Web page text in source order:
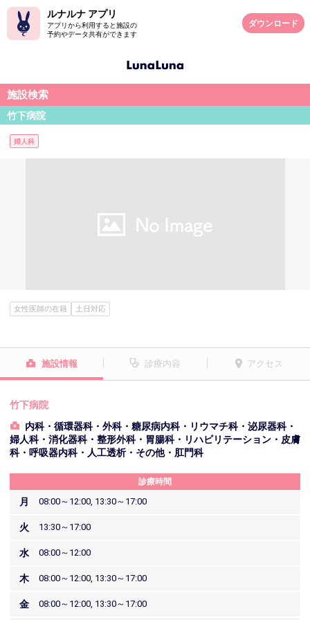
ルナルナ アプリ
アプリから利用すると施設の
予約やデータ共有ができます
ダウンロード
施設検索
竹下病院
婦人科
女性医師の在籍 土日対応
施設情報 診療内容 アクセス
竹下病院
内科・循環器科・外科・糖尿病内科・リウマチ科・泌尿器科・
婦人科・消化器科・整形外科・胃腸科・リハビリテーション・皮膚
科・呼吸器内科・人工透析・その他・肛門科
診療時間
月 08:00～12:00, 13:30～17:00
火 13:30～17:00
水 08:00～12:00
木 08:00～12:00, 13:30～17:00
金 08:00～12:00, 13:30～17:00